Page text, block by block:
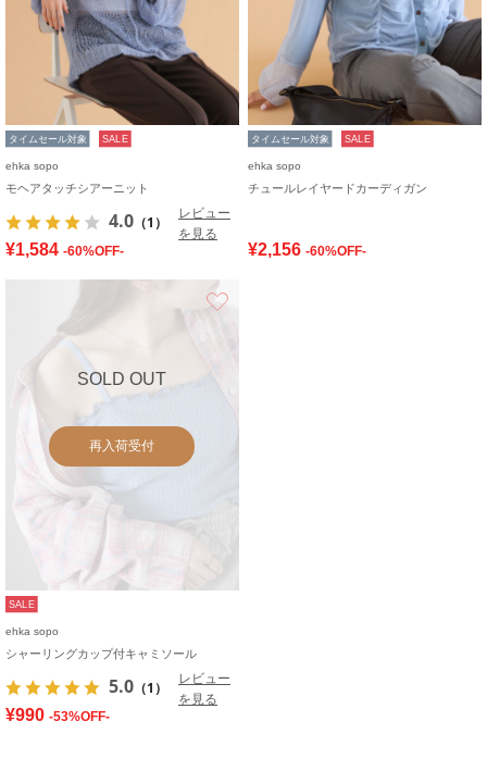
タイムセール対象 SALE
ehka sopo
モヘアタッチシアーニット
4.0 （1）
レビュー
を見る
¥1,584 -60%OFF-
タイムセール対象 SALE
ehka sopo
チュールレイヤードカーディガン
¥2,156 -60%OFF-
SOLD OUT
再入荷受付
SALE
ehka sopo
シャーリングカップ付キャミソール
5.0 （1）
レビュー
を見る
¥990 -53%OFF-